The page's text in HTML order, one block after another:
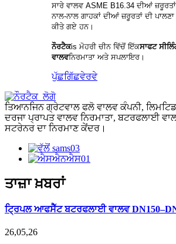
ਸਾਰੇ ਵਾਲਵ ASME B16.34 ਦੀਆਂ
ਨਾਲ-ਨਾਲ ਗਾਹਕਾਂ ਦੀਆਂ ਜ਼ਰੂਰਤਾਂ ਦੀ
ਕੀਤੇ ਗਏ ਹਨ।
ਨੌਰਟੈਕis ਮੋਹਰੀ ਚੀਨ ਵਿੱਚੋਂ ਇੱਕਸਾਫਟ
ਵਾਲਵਨਿਰਮਾਤਾ ਅਤੇ ਸਪਲਾਇਰ।
ਪੁੱਛਗਿੱਛਵੇਰਵੇ
ਤਿਆਨਜਿਨ ਗ੍ਰੇਟਵਾਲ ਫਲੋ ਵਾਲਵ ਕੰਪਨੀ,
ਦਰਜਾ ਪ੍ਰਾਪਤ ਵਾਲਵ ਨਿਰਮਾਤਾ, ਬਟਰਫਲਾਈ
ਸਟਰੇਨਰ ਦਾ ਨਿਰਮਾਣ ਕੇਂਦਰ।
ਤਾਜ਼ਾ ਖ਼ਬਰਾਂ
ਟ੍ਰਿਪਲ ਆਫਸੈੱਟ ਬਟਰਫਲਾਈ ਵਾਲਵ
26,05,26